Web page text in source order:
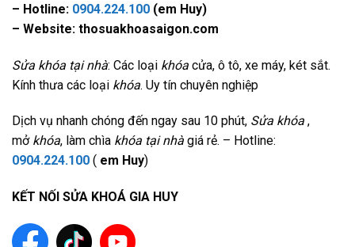
– Hotline: 0904.224.100 (em Huy)
– Website: thosuakhoasaigon.com
Sửa khóa tại nhà: Các loại khóa cửa, ô tô, xe máy, két sắt.
Kính thưa các loại khóa. Uy tín chuyên nghiệp
Dịch vụ nhanh chóng đến ngay sau 10 phút, Sửa khóa ,
mở khóa, làm chìa khóa tại nhà giá rẻ. – Hotline:
0904.224.100 ( em Huy)
KẾT NỐI SỬA KHOÁ GIA HUY